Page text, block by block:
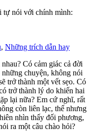
tự nói với chính mình:
, Những trích dẫn hay
Có cảm giác cả đời
những chuyện, không nói
trở thành một vết sẹo. Có
trở thành lý do khiến hai
lại nữa? Em cứ nghĩ, rất
còn liên lạc, thế nhưng
nhìn thấy đối phương,
ra một câu chào hỏi?